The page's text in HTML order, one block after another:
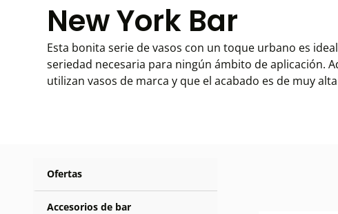
New York Bar
Esta bonita serie de vasos con un toque urbano es
seriedad necesaria para ningún ámbito de aplicación.
utilizan vasos de marca y que el acabado es de muy
Ofertas
Accesorios de bar